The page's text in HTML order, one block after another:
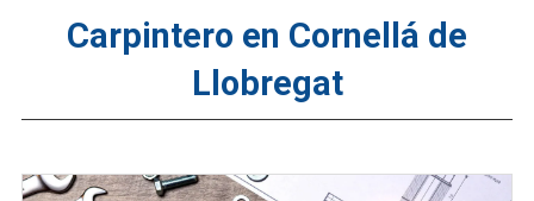
Carpintero en Cornellá de
Llobregat